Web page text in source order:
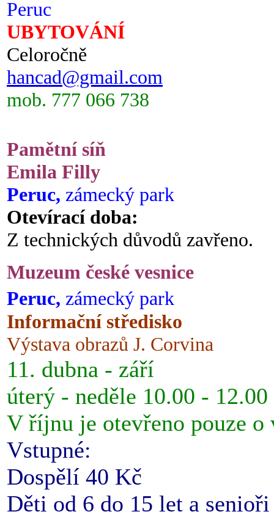
Peruc
UBYTOVÁNÍ
Celoročně
hancad@gmail.com
mob. 777 066 738
Pamětní síň
Emila Filly
Peruc, zámecký park
Otevírací doba:
Z technických důvodů zavřeno.
Muzeum české vesnice
Peruc, zámecký park
Informační středisko
Výstava obrazů J. Corvina
11. dubna - září
úterý - neděle 10.00 -
V říjnu je otevřeno pouze o
Vstupné:
Dospělí 40 Kč
Děti od 6 do 15 let a